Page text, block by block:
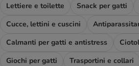
Lettiere e toilette
Snack per gatti
Cucce, lettini e cuscini
Calmanti per gatti e antistress
Giochi per gatti
Trasportini e collari